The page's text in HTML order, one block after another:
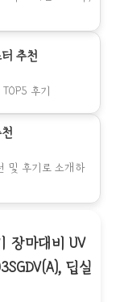
추천
후기
및 후기로 소개하
장마대비 UV
딥실